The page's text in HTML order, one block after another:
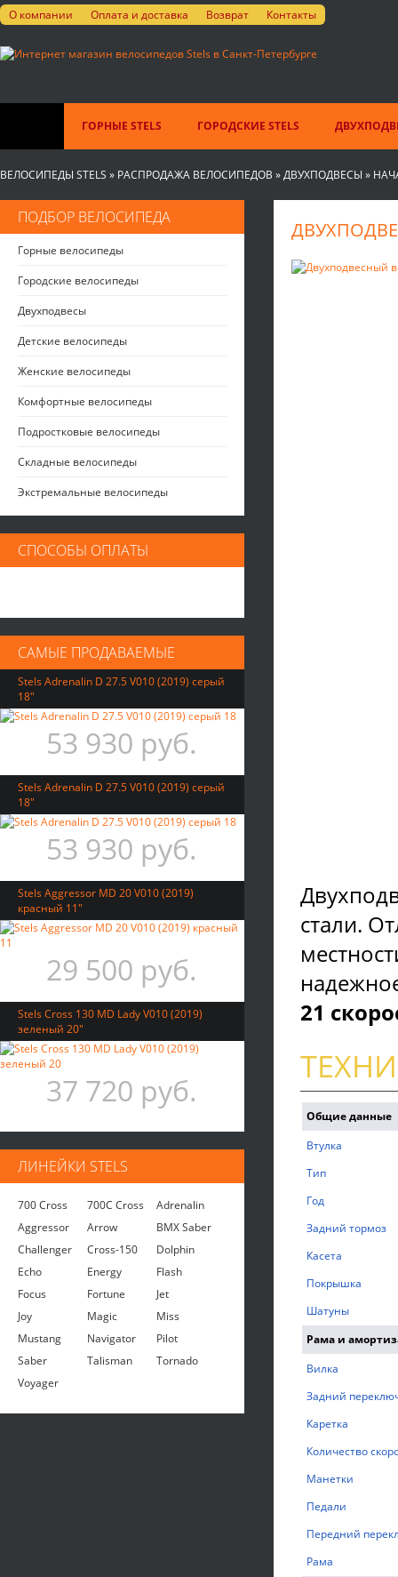
О компании Оплата и доставка Возврат Контакты
ГОРНЫЕ STELS ГОРОДСКИЕ STELS
ВЕЛОСИПЕДЫ STELS » РАСПРОДАЖА ВЕЛОСИПЕДОВ »ДВУХПОДВЕСЫ »
ПОДБОР ВЕЛОСИПЕДА
Горные велосипеды
Городские велосипеды
Двухподвесы
Детские велосипеды
Женские велосипеды
Комфортные велосипеды
Подростковые велосипеды
Складные велосипеды
Экстремальные велосипеды
СПОСОБЫ ОПЛАТЫ
САМЫЕ ПРОДАВАЕМЫЕ
Stels Adrenalin D 27.5 V010 (2019) серый
18"
53 930 руб.
Stels Adrenalin D 27.5 V010 (2019) серый
18"
53 930 руб.
Stels Aggressor MD 20 V010 (2019)
красный 11"
29 500 руб.
Stels Cross 130 MD Lady V010 (2019)
зеленый 20"
37 720 руб.
ЛИНЕЙКИ STELS
700 Cross 700C Cross
Adrenalin
Aggressor
Arrow
BMX Saber
Challenger
Cross-150
Dolphin
Echo
Energy
Flash
Focus
Fortune
Jet
Joy
Magic
Miss
Mustang
Navigator
Pilot
Saber
Talisman
Tornado
Voyager
стали.
21
Общие данные
Bтулка
Tип
Год
Задний тормоз
Касета
Покрышка
Шатуны
Рама и
Вилка
Задний
Каретка
Количество
Манетки
Педали
Передний
Рама